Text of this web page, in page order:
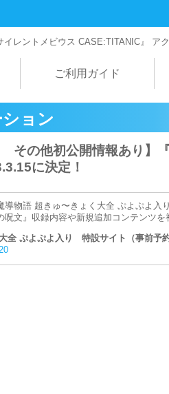
イレントメビウス CASE:TITANIC』 ア
ご利用ガイド
ョン
その他初公開情報あり】
に決定！
導物語 超きゅ〜きょく大全 ぷよぷよ入
呪文』収録内容や新規追加コンテンツ
全 ぷよぷよ入り 特設サイト（事前予